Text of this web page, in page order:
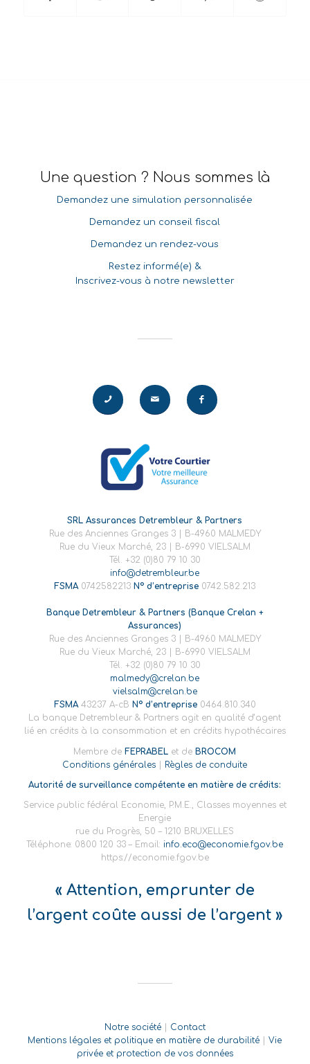
Une question ? Nous sommes là
Demandez une simulation personnalisée
Demandez un conseil fiscal
Demandez un rendez-vous
Restez informé(e) &
Inscrivez-vous à notre newsletter
SRL Assurances Detrembleur & Partners
Rue des Anciennes Granges 3 | B-4960 MALMEDY
Rue du Vieux Marché, 23 | B-6990 VIELSALM
Tél. +32 (0)80 79 10 30
info@detrembleur.be
FSMA0742582213 N° d’entreprise 0742.582.213
Banque Detrembleur & Partners (Banque Crelan +
Assurances)
Rue des Anciennes Granges 3 | B-4960 MALMEDY
Rue du Vieux Marché, 23 | B-6990 VIELSALM
Tél. +32 (0)80 79 10 30
malmedy@crelan.be
vielsalm@crelan.be
FSMA43237 A-cB N° d’entreprise 0464.810.340
La banque Detrembleur & Partners agit en qualité d’agent
lié en crédits à la consommation et en crédits hypothécaires
Membre de FEPRABEL et de BROCOM
Conditions générales
Règles de conduite
Autorité de surveillance compétente en matière de crédits:
Service public fédéral Economie, P.M.E., Classes moyennes et
Energie
rue du Progrès, 50 – 1210 BRUXELLES
Téléphone: 0800 120 33 – Email: info.eco@economie.fgov.be
https://economie.fgov.be
« Attention, emprunter de
l’argent coûte aussi de l’argent »
Notre société| Contact
Mentions légales et politique en matière de durabilité |Vie
privée et protection de vos données